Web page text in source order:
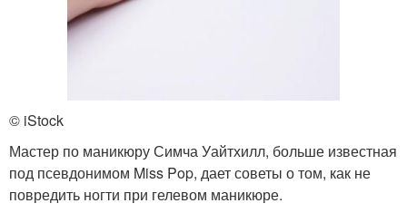
© iStock
Мастер по маникюру Симча Уайтхилл, больше известная
под псевдонимом Miss Pop, дает советы о том, как не
повредить ногти при гелевом маникюре.